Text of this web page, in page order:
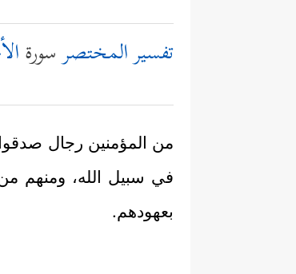
تفسير المختصرسورة
من المؤمنين رجال
في سبيل الله، ومنهم من
بعهودهم.